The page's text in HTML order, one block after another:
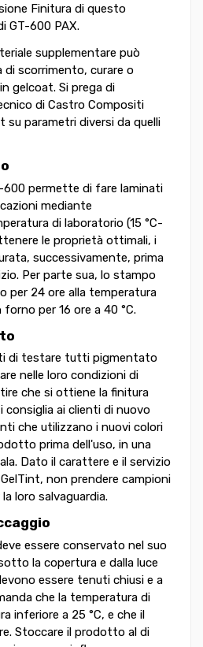
Finitura di questo
GT-600 PAX.
supplementare può
di scorrimento, curare o
gelcoat. Si prega di
di Castro Compositi
su parametri diversi da quelli
permette di fare laminati
mediante
di laboratorio (15 °C-
le proprietà ottimali, i
successivamente, prima
Per parte sua, lo stampo
per 24 ore alla temperatura
per 16 ore a 40 °C.
di testare tutti pigmentato
nelle loro condizioni di
che si ottiene la finitura
consiglia ai clienti di nuovo
che utilizzano i nuovi colori
prima dell'uso, in una
Dato il carattere e il servizio
non prendere campioni
loro salvaguardia.
essere conservato nel suo
la copertura e dalla luce
essere tenuti chiusi e a
che la temperatura di
inferiore a 25 °C, e che il
Stoccare il prodotto al di